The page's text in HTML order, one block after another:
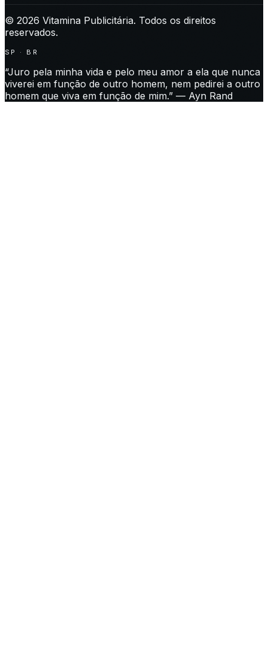
© 2026 Vitamina Publicitária. Todos os direitos
reservados.
SP · BR
“Juro pela minha vida e pelo meu amor a ela que nunca
viverei em função de outro homem, nem pedirei a outro
homem que viva em função de mim.” — Ayn Rand